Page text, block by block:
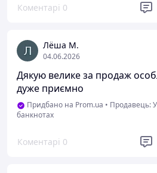
Коментарі 0
Лёша М.
04.06.2026
Дякую велике за продаж
дуже приємно
Придбано на Prom.ua • Продавець:
банкнотах
Коментарі 0